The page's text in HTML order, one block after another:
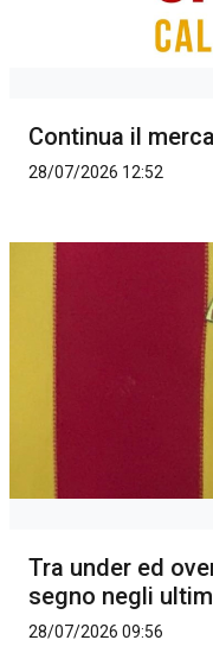
Continua il
28/07/2026 12:52
Tra under ed
segno negli
28/07/2026 09:56